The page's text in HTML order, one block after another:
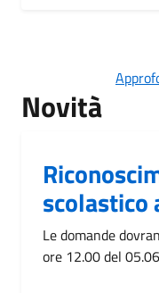
Novità
Le domande
ore 12.00 del